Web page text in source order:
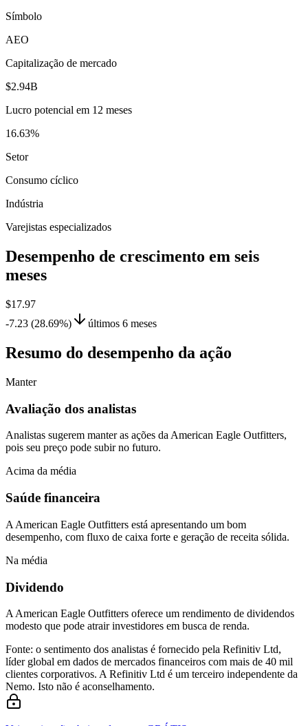
Símbolo
AEO
Capitalização de mercado
$2.94B
Lucro potencial em 12 meses
16.63%
Setor
Consumo cíclico
Indústria
Varejistas especializados
Desempenho de crescimento em seis
meses
$17.97
-7.23 (28.69%)
últimos 6 meses
Resumo do desempenho da ação
Manter
Avaliação dos analistas
Analistas sugerem manter as ações da American Eagle Outfitters,
pois seu preço pode subir no futuro.
Acima da média
Saúde financeira
A American Eagle Outfitters está apresentando um bom
desempenho, com fluxo de caixa forte e geração de receita sólida.
Na média
Dividendo
A American Eagle Outfitters oferece um rendimento de dividendos
modesto que pode atrair investidores em busca de renda.
Fonte: o sentimento dos analistas é fornecido pela Refinitiv Ltd,
líder global em dados de mercados financeiros com mais de 40 mil
clientes corporativos. A Refinitiv Ltd é um terceiro independente da
Nemo. Isto não é aconselhamento.